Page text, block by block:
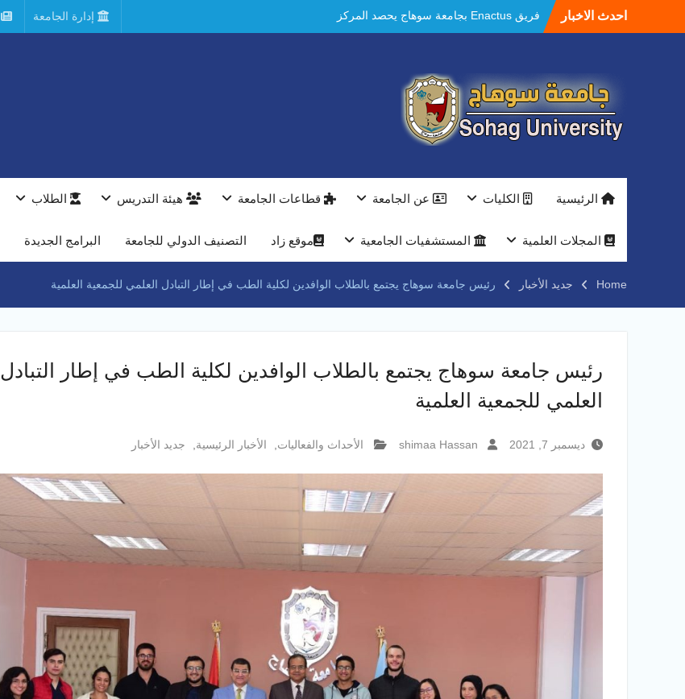
احدث الاخبار
فريق Enactus بجامعة سوهاج يحصد المركز
الاول في الابتكار وتمكين المراة والمركز الثاني
مستشفيات سوهاج الجامعية تحقق إنجازًا طبيًا
جديدًا و تنجح في علاج 3 حالات أكالازيا بتقنية
POEM دون جراحة .
النعماني يلتقي بمدير امن سوهاج الجديد لتقديم
التهنئة عقب توليه مهام منصبه ويشيد بجهود
بمعرض الاكاديمية العسكريه علي هامش
النعماني والمدير التنفيذي لشركة وادي النيل
جامعة سوهاج تفتح أبوابها لطلاب الثانوية العامة
إدارة الجامعة
الرئيسية الكليات عن الجامعة قطاعات الجامعة هيئة التدريس الطلاب
المجلات العلمية المستشفيات الجامعية موقع زاد التصنيف الدولي للجامعة البرامج الجديدة
Home جديد الأخبار رئيس جامعة سوهاج يجتمع بالطلاب الوافدين لكلية الطب في إطار التبادل العلمي للجمعية العلمية
رئيس جامعة سوهاج يجتمع بالطلاب الوافدين لكلية الطب في إطار التبادل
العلمي للجمعية العلمية
ديسمبر 7, 2021 shimaa Hassan الأحداث والفعاليات الأخبار الرئيسية جديد الأخبار